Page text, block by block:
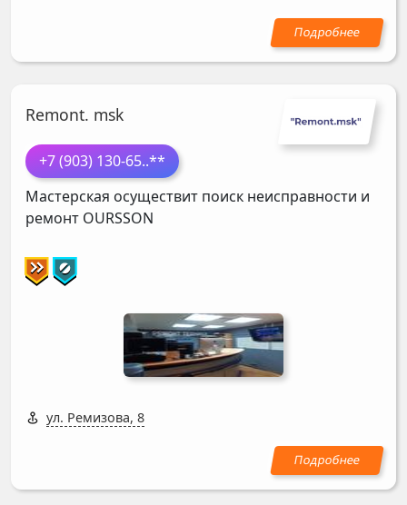
Remont. msk
+7 (903) 130-65..**
Мастерская осуществит поиск неисправности и
ремонт OURSSON
ул. Ремизова, 8